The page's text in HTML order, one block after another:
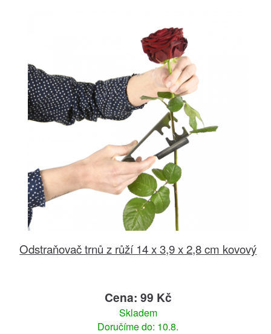
Odstraňovač trnů z růží 14 x 3,9 x 2,8 cm kovový
Cena: 99 Kč
Skladem
Doručíme do: 10.8.